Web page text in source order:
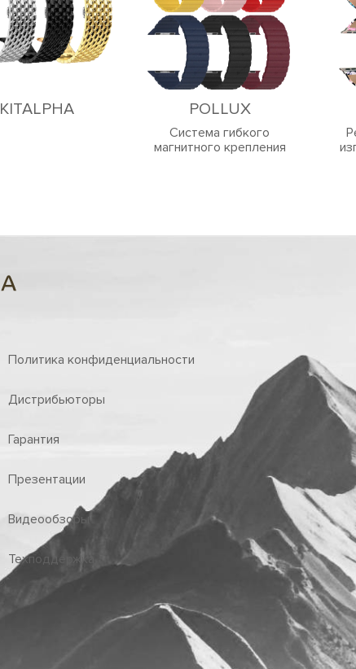
KITALPHA POLLUX
Система гибкого
магнитного крепления
Политика конфиденциальности
Дистрибьюторы
Гарантия
Презентации
Видеообзоры
Техподдержка